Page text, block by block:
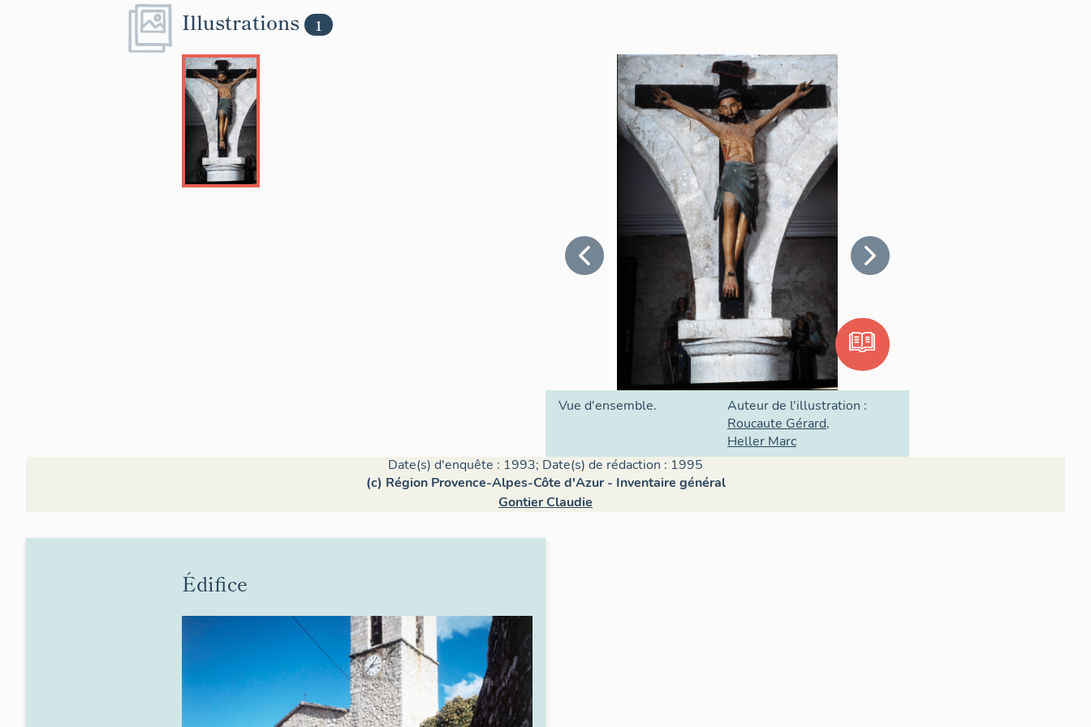
Illustrations 1
Vue d'ensemble.
Auteur de l'illustration :
Roucaute Gérard
Heller Marc
Date(s) d'enquête : 1993; Date(s) de rédaction : 1995
(c) Région Provence-Alpes-Côte d'Azur - Inventaire général
Gontier Claudie
Édifice